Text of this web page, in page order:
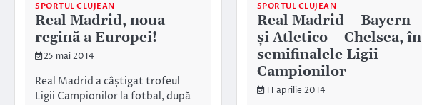
SPORTUL CLUJEAN
Real Madrid, noua
regină a Europei!
25 mai 2014
Real Madrid a câștigat trofeul
Ligii Campionilor la fotbal, după
SPORTUL CLUJEAN
Real Madrid – Bayern
și Atletico – Chelsea, în
semifinalele Ligii
Campionilor
11 aprilie 2014